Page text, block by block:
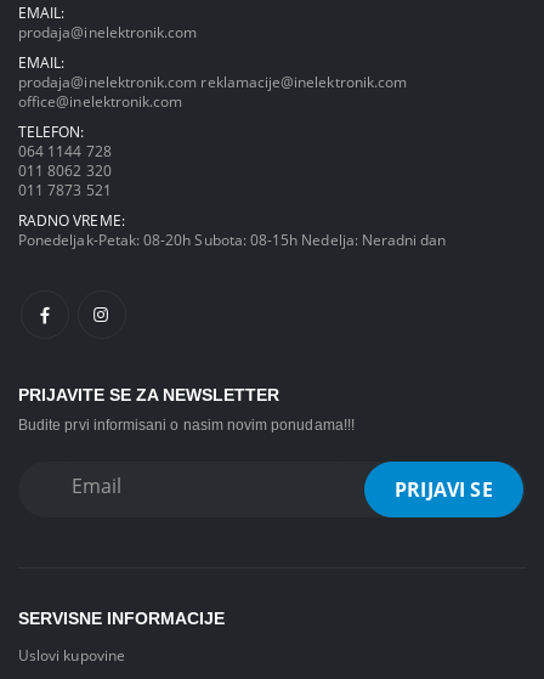
EMAIL:
prodaja@inelektronik.com
EMAIL:
prodaja@inelektronik.com reklamacije@inelektronik.com
office@inelektronik.com
TELEFON:
064 1144 728
011 8062 320
011 7873 521
RADNO VREME:
Ponedeljak-Petak: 08-20h Subota: 08-15h Nedelja: Neradni dan
PRIJAVITE SE ZA NEWSLETTER
Budite prvi informisani o nasim novim ponudama!!!
SERVISNE INFORMACIJE
Uslovi kupovine